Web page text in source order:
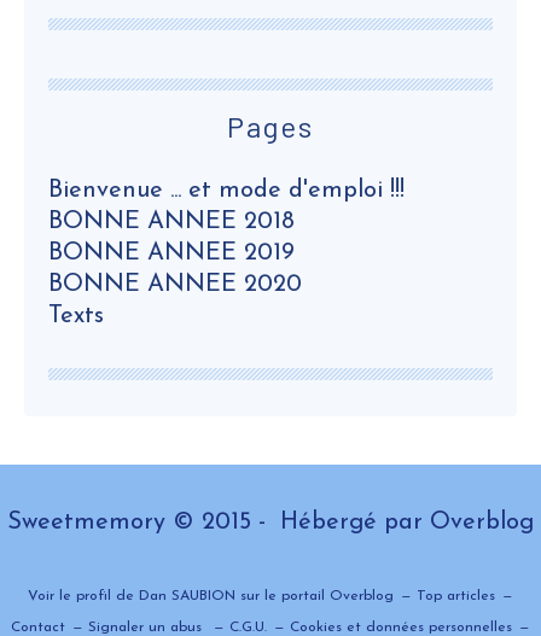
Pages
Bienvenue ... et mode d'emploi !!!
BONNE ANNEE 2018
BONNE ANNEE 2019
BONNE ANNEE 2020
Texts
Sweetmemory © 2015 - Hébergé par Overblog
Voir le profil de Dan SAUBION sur le portail Overblog Top articles
Contact Signaler un abus C.G.U. Cookies et données personnelles